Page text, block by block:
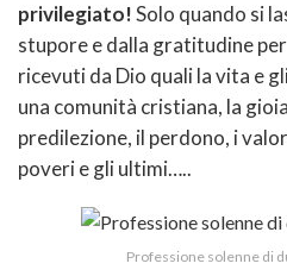
privilegiato!Solo quando si
stupore e dalla gratitudine
ricevuti da Dio quali la vita e
una comunità cristiana, la
predilezione, il perdono, i
poveri e gli ultimi…..
Professione solenne di